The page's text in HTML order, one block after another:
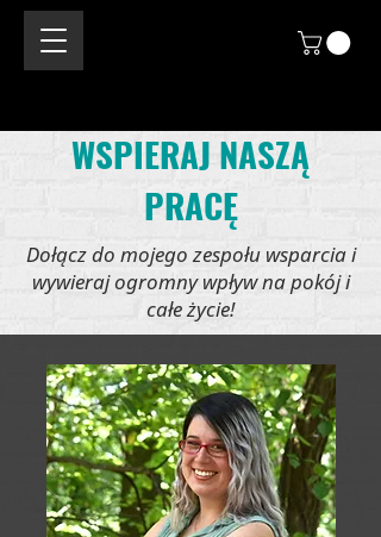
WSPIERAJ NASZĄ
PRACĘ
Dołącz do mojego zespołu wsparcia i
wywieraj ogromny wpływ na pokój i
całe życie!